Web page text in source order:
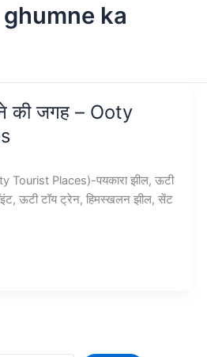
ka
की जगह – Ooty
Tourist Places)-पयकारा झील, ऊटी
ऊटी टॉय ट्रेन, हिमस्खलन झील, सेंट